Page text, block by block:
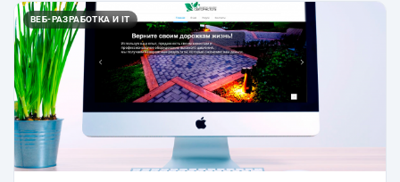
ВЕБ-РАЗРАБОТКА И IT